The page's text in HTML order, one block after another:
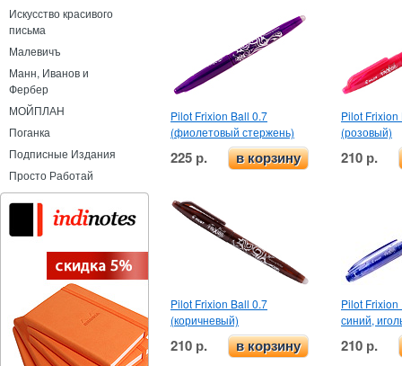
Искусство красивого
письма
Малевичъ
Манн, Иванов и
Фербер
МОЙПЛАН
Поганка
Подписные Издания
Просто Работай
Pilot Frixion Ball 0.7
(фиолетовый стержень)
225 р. в корзину
Pilot Frixion
(розовый)
210 р.
Pilot Frixion Ball 0.7
(коричневый)
210 р. в корзину
Pilot Frixion
синий,
210 р.